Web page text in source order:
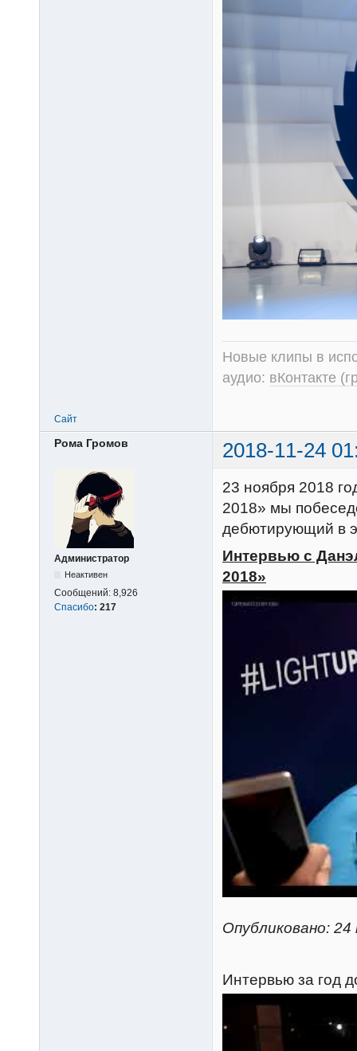
Новые клипы в
аудио: вКонтакте
Сайт
Рома Громов 2018-11-24
Администратор
Неактивен
Сообщений: 8,926
Спасибо: 217
23 ноября 2018
2018» мы
дебютирующий в
Интервью с
2018»
Опубликовано: 24
Интервью за год